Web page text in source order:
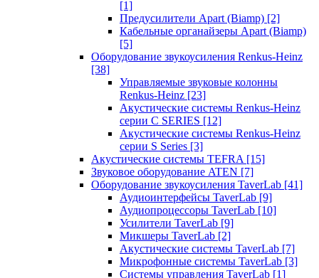
[1]
Предусилители Apart (Biamp) [2]
Кабельные органайзеры Apart (Biamp)
[5]
Оборудование звукоусиления Renkus-Heinz
[38]
Управляемые звуковые колонны
Renkus-Heinz [23]
Акустические системы Renkus-Heinz
серии C SERIES [12]
Акустические системы Renkus-Heinz
серии S Series [3]
Акустические системы TEFRA [15]
Звуковое оборудование ATEN [7]
Оборудование звукоусиления TaverLab [41]
Аудиоинтерфейсы TaverLab [9]
Аудиопроцессоры TaverLab [10]
Усилители TaverLab [9]
Микшеры TaverLab [2]
Акустические системы TaverLab [7]
Микрофонные системы TaverLab [3]
Системы управления TaverLab [1]